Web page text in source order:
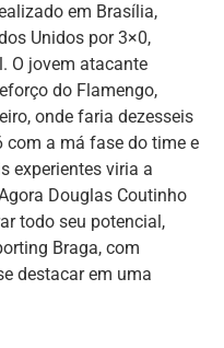
em Brasília,
Unidos por 3×0,
O jovem atacante
do Flamengo,
onde faria dezesseis
com a má fase do time e
experientes viria a
Douglas Coutinho
todo seu potencial,
Braga, com
destacar em uma